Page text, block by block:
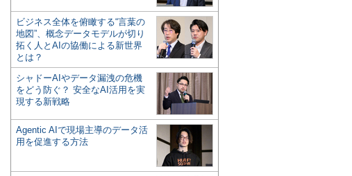
ビジネス全体を俯瞰する“言葉の
地図”、概念データモデルが切り
拓く人とAIの協働による新世界
とは？
シャドーAIやデータ漏洩の危機
をどう防ぐ？ 安全なAI活用を実
現する新戦略
Agentic AIで現場主導のデータ活
用を促進する方法